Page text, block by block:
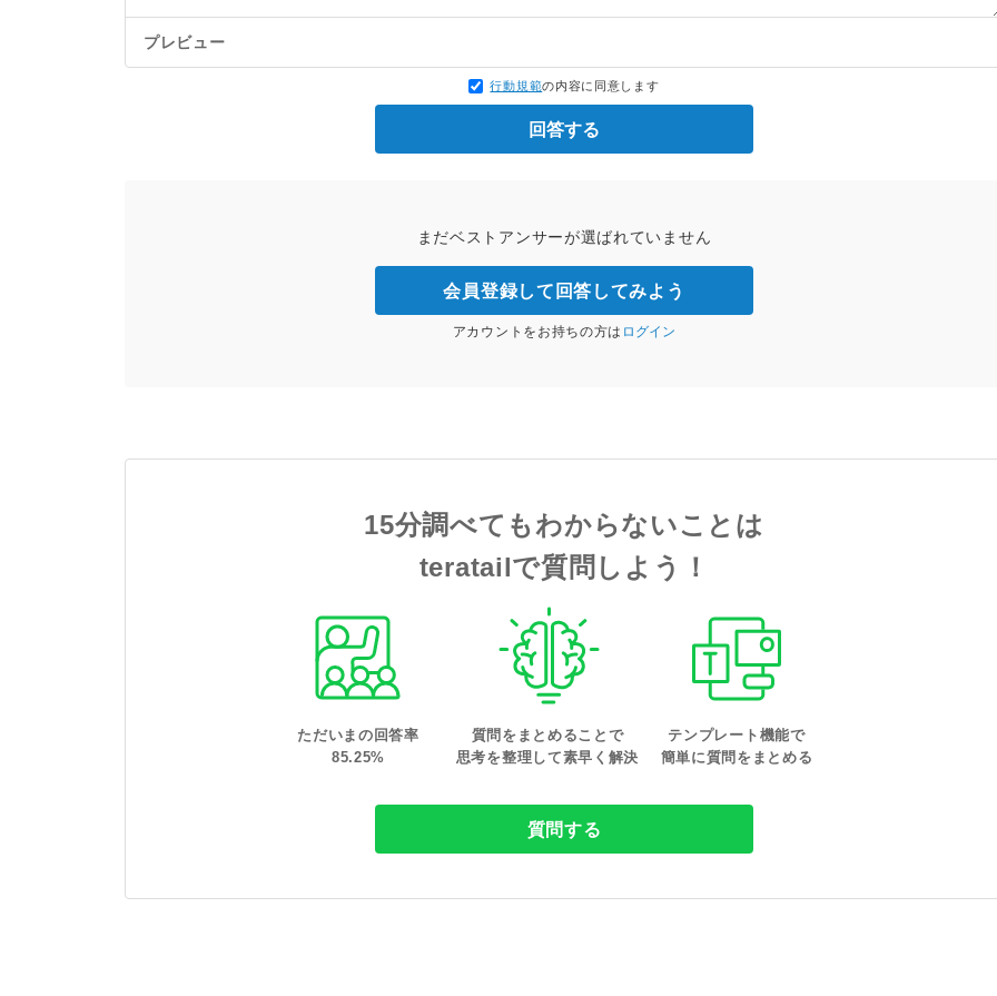
プレビュー
行動規範の内容に同意します
回答する
まだベストアンサーが選ばれていません
会員登録して回答してみよう
アカウントをお持ちの方は ログイン
15分調べてもわからないことは
teratailで質問しよう！
ただいまの回答率
85.25%
質問をまとめることで
思考を整理して素早く解決
テンプレート機能で
簡単に質問をまとめる
質問する